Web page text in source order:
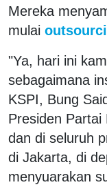
Mereka
mulai
"Ya, hari ini
sebagaimana
KSPI, Bung
Presiden Partai
dan di seluruh
di Jakarta, di
menyuarakan